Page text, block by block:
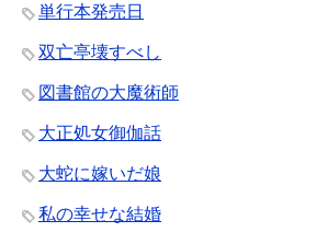
単行本発売日
双亡亭壊すべし
図書館の大魔術師
大正処女御伽話
大蛇に嫁いだ娘
私の幸せな結婚